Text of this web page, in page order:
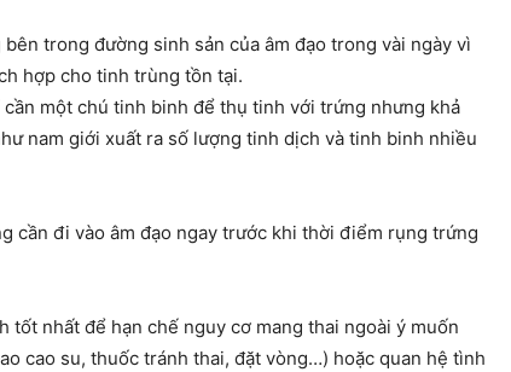
trong đường sinh sản của âm đạo trong vài ngày vì
hợp cho tinh trùng tồn tại.
một chú tinh binh để thụ tinh với trứng nhưng khả
nam giới xuất ra số lượng tinh dịch và tinh binh nhiều
cần đi vào âm đạo ngay trước khi thời điểm rụng trứng
tốt nhất để hạn chế nguy cơ mang thai ngoài ý muốn
cao su, thuốc tránh thai, đặt vòng…) hoặc quan hệ tình